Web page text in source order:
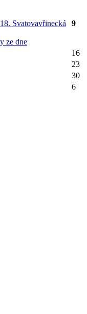
18. Svatovavřinecká
ze dne
9
16
23
30
6